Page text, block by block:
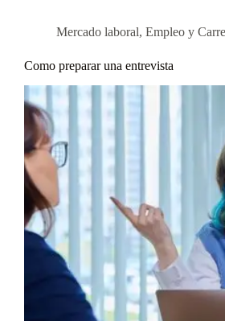
Mercado laboral, Empleo y
Como preparar una entrevista